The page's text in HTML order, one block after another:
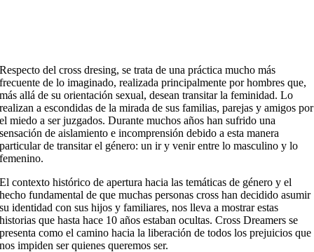
Respecto del cross dresing, se trata de una práctica mucho más
frecuente de lo imaginado, realizada principalmente por hombres que,
más allá de su orientación sexual, desean transitar la feminidad. Lo
realizan a escondidas de la mirada de sus familias, parejas y amigos por
el miedo a ser juzgados. Durante muchos años han sufrido una
sensación de aislamiento e incomprensión debido a esta manera
particular de transitar el género: un ir y venir entre lo masculino y lo
femenino.
El contexto histórico de apertura hacia las temáticas de género y el
hecho fundamental de que muchas personas cross han decidido asumir
su identidad con sus hijos y familiares, nos lleva a mostrar estas
historias que hasta hace 10 años estaban ocultas. Cross Dreamers se
presenta como el camino hacia la liberación de todos los prejuicios que
nos impiden ser quienes queremos ser.